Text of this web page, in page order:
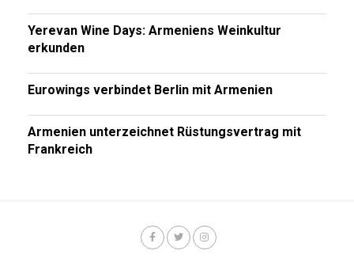
Yerevan Wine Days: Armeniens Weinkultur
erkunden
Eurowings verbindet Berlin mit Armenien
Armenien unterzeichnet Rüstungsvertrag mit
Frankreich